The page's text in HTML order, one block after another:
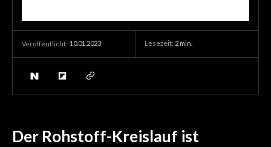
Veröffentlicht: 10.01.2023 Lesezeit: 2 min.
Der Rohstoff-Kreislauf ist